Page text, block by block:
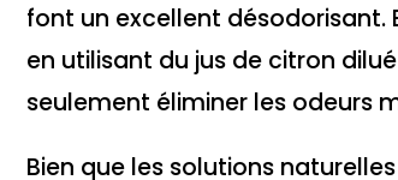
font un excellent désodorisant.
en utilisant du jus de citron
seulement éliminer les odeurs
Bien que les solutions